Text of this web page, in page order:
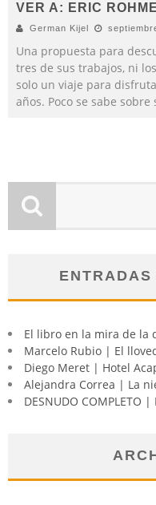
VER A: ERIC
German Kijel
Una propuesta para
tres de sus trabajos, ni
solo un viaje para
años. Poco se sabe sobre
El libro en la mira de la
Marcelo Rubio | El
Diego Meret | Hotel
Alejandra Correa | La
DESNUDO COMPLETO